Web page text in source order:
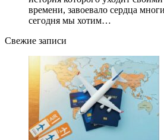
времени, завоевало сердца
сегодня мы хотим…
Свежие записи